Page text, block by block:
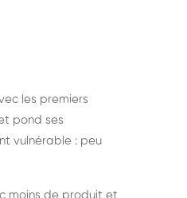
les premiers
pond ses
vulnérable : peu
moins de produit et